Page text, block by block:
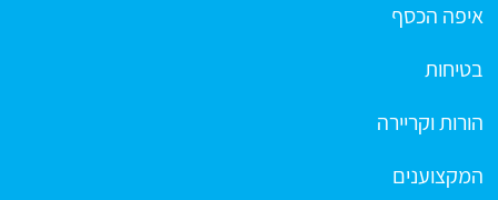
איפה הכסף
בטיחות
הורות וקריירה
המקצוענים